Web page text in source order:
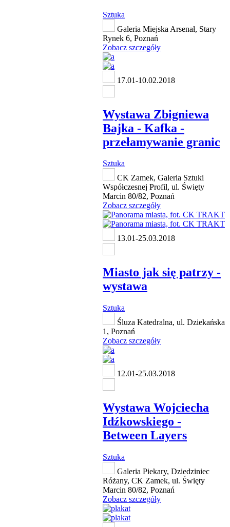
Sztuka
Galeria Miejska Arsenał, Stary
Rynek 6, Poznań
Zobacz szczegóły
17.01-10.02.2018
Wystawa Zbigniewa
Bajka - Kafka -
przełamywanie granic
Sztuka
CK Zamek, Galeria Sztuki
Współczesnej Profil, ul. Święty
Marcin 80/82, Poznań
Zobacz szczegóły
13.01-25.03.2018
Miasto jak się patrzy -
wystawa
Sztuka
Śluza Katedralna, ul. Dziekańska
1, Poznań
Zobacz szczegóły
12.01-25.03.2018
Wystawa Wojciecha
Idźkowskiego -
Between Layers
Sztuka
Galeria Piekary, Dziedziniec
Różany, CK Zamek, ul. Święty
Marcin 80/82, Poznań
Zobacz szczegóły